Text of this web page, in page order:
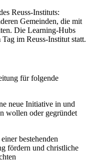
Reuss-Instituts:
Gemeinden, die mit
Die Learning-Hubs
im Reuss-Institut statt.
für folgende
neue Initiative in und
wollen oder gegründet
bestehenden
fördern und christliche